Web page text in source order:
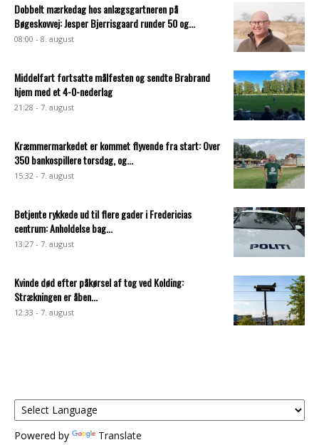
Dobbelt mærkedag hos anlægsgartneren på
Bøgeskovvej: Jesper Bjerrisgaard runder 50 og...
08:00 - 8. august
Middelfart fortsatte målfesten og sendte Brabrand
hjem med et 4-0-nederlag
21:28 - 7. august
Kræmmermarkedet er kommet flyvende fra start: Over
350 bankospillere torsdag, og...
15:32 - 7. august
Betjente rykkede ud til flere gader i Fredericias
centrum: Anholdelse bag...
13:27 - 7. august
Kvinde død efter påkørsel af tog ved Kolding:
Strækningen er åben...
12:33 - 7. august
Powered by Translate